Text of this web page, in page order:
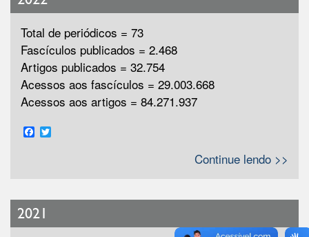
Total de periódicos = 73
Fascículos publicados = 2.468
Artigos publicados = 32.754
Acessos aos fascículos = 29.003.668
Acessos aos artigos = 84.271.937
Facebook
Continue lendo >>
2021